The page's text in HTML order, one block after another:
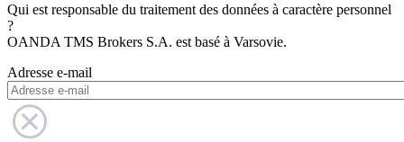
Qui est responsable du traitement des données à caractère personnel
?
OANDA TMS Brokers S.A. est basé à Varsovie.
Adresse e-mail